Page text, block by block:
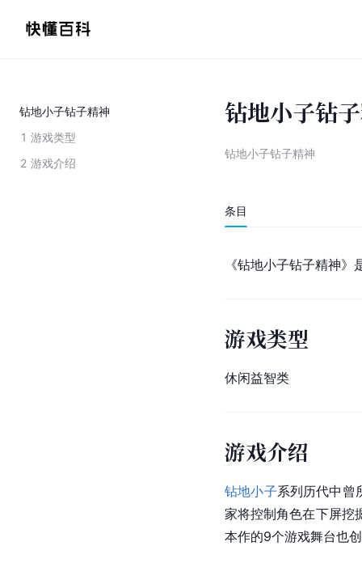
钻地小子钻子精神
1 游戏类型
2 游戏介绍
钻地小子钻
钻地小子钻子精神
条目
《钻地小子钻子精神
游戏类型
休闲益智类
游戏介绍
钻地小子系列历代中曾
家将控制角色在下屏挖
本作的9个游戏舞台也